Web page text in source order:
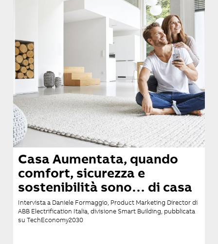
Casa Aumentata, quando
comfort, sicurezza e
sostenibilità sono… di casa
Intervista a Daniele Formaggio, Product Marketing Director di
ABB Electrification Italia, divisione Smart Building, pubblicata
su TechEconomy2030